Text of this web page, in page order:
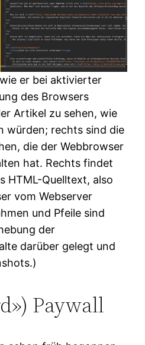
er bei aktivierter
des Browsers
Artikel zu sehen, wie
würden; rechts sind die
die der Webbrowser
hat. Rechts findet
HTML-Quelltext, also
vom Webserver
und Pfeile sind
der
darüber gelegt und
Paywall